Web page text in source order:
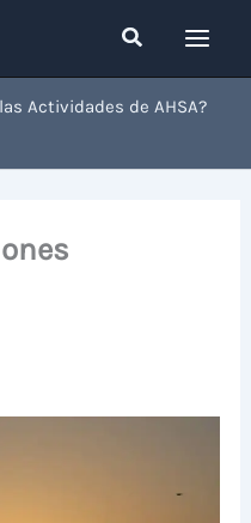
Buscar
Actividades de AHSA?